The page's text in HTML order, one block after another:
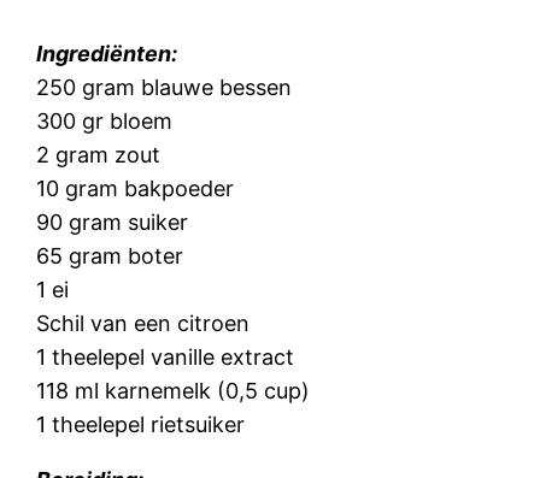
Ingrediënten:
250 gram blauwe bessen
300 gr bloem
2 gram zout
10 gram bakpoeder
90 gram suiker
65 gram boter
1 ei
Schil van een citroen
1 theelepel vanille extract
118 ml karnemelk (0,5 cup)
1 theelepel rietsuiker